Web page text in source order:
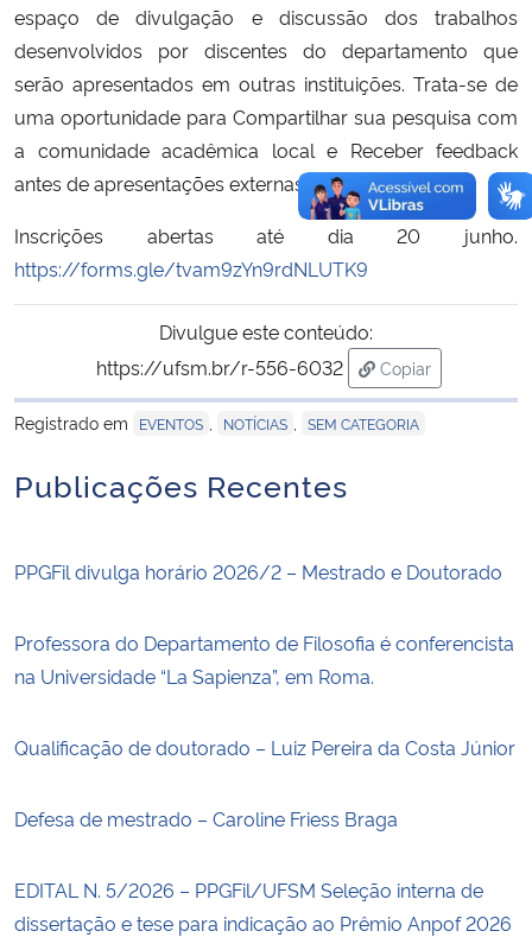
espaço de divulgação e discussão dos trabalhos
desenvolvidos por discentes do departamento que
serão apresentados em outras instituições. Trata-se de
uma oportunidade para Compartilhar sua pesquisa com
a comunidade acadêmica local e Receber feedback
antes de apresentações externas.
Inscrições abertas até dia 20 junho.
https://forms.gle/tvam9zYn9rdNLUTK9
Divulgue este conteúdo:
https://ufsm.br/r-556-6032
Copiar
para área de
Registrado em
EVENTOS NOTÍCIAS SEM CATEGORIA
Publicações Recentes
PPGFil divulga horário 2026/2 – Mestrado e Doutorado
Professora do Departamento de Filosofia é conferencista
na Universidade “La Sapienza”, em Roma.
Qualificação de doutorado – Luiz Pereira da Costa Júnior
Defesa de mestrado – Caroline Friess Braga
EDITAL N. 5/2026 – PPGFil/UFSM Seleção interna de
dissertação e tese para indicação ao Prêmio Anpof 2026